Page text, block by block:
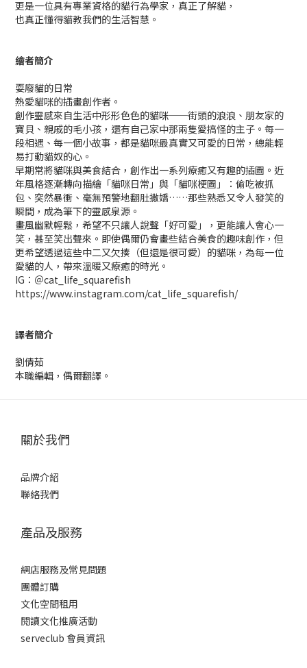
更是一位具有專業資格的貓行為學家，真正了解貓，
也真正懂得貓教我們的生活智慧。
繪者簡介
耍廢貓的日常
熱愛貓咪的插畫創作者。
創作靈感來自生活中形形色色的貓咪──街頭的浪浪、朋友家的
寶貝、親戚的毛小孩，還有自己家中那兩隻愛搞怪的主子。每一
段相遇、每一個小故事，都是貓咪最真實又可愛的日常，總能輕
易打動貓奴的心。
早期常將貓咪與美食結合，創作出一系列療癒又有趣的插圖。近
年風格逐漸轉向描繪「貓咪日常」與「貓咪梗圖」：偷吃被抓
包、突然暴衝、毫無預警地翻肚撒嬌……那些熟悉又令人發笑的
瞬間，成為筆下的靈感泉源。
畫風幽默輕鬆，希望不只讓人說聲「好可愛」，更能讓人會心一
笑，甚至笑出聲來。即使偶爾仍會畫些結合美食的趣味創作，但
更希望透過這些中二又欠揍（但還是很可愛）的貓咪，為每一位
愛貓的人，帶來溫暖又療癒的時光。
IG：＠cat_life_squarefish
https://www.instagram.com/cat_life_squarefish/
譯者簡介
劉倩茹
本職編輯，偶爾翻譯。
關於我們
品牌介紹
聯絡我們
產品及服務
網店服務及常見問題
團體訂購
文化空間租用
閱讀文化推廣活動
serveclub 會員資訊